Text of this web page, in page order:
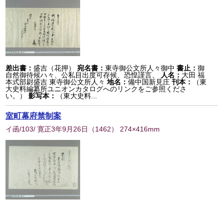
差出書：盛吉（花押） 宛名書：東寺御公文所人々御中 書止：御
自然御待候ハ々、公私目出度可存候、恐惶謹言、
人名： 大田 福
本式部尉盛吉 東寺御公文所人々 地名：備中国新見庄 刊本：
（東
大史料編纂所ユニオンカタログへのリンクをご参照くださ
い。）
影写本： （東大史料...
室町幕府禁制案
イ函/103/ 寛正3年9月26日 （1462） 274×416mm